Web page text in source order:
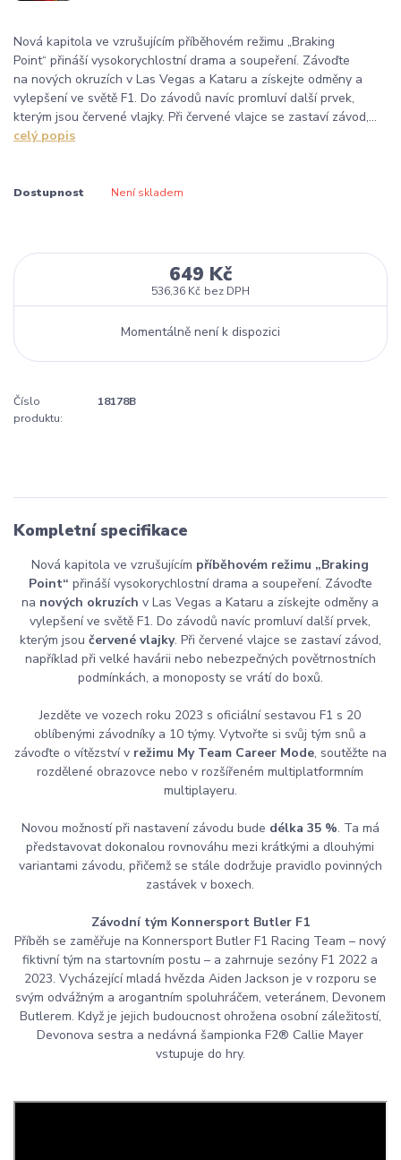
Nová kapitola ve vzrušujícím příběhovém režimu „Braking
Point“ přináší vysokorychlostní drama a soupeření. Závoďte
na nových okruzích v Las Vegas a Kataru a získejte odměny a
vylepšení ve světě F1. Do závodů navíc promluví další prvek,
kterým jsou červené vlajky. Při červené vlajce se zastaví závod,...
celý popis
Dostupnost Není skladem
649 Kč
536,36 Kč bez DPH
Momentálně není k dispozici
Číslo
produktu:
18178B
Kompletní specifikace
Nová kapitola ve vzrušujícím příběhovém režimu „Braking
Point“ přináší vysokorychlostní drama a soupeření. Závoďte
na nových okruzích v Las Vegas a Kataru a získejte odměny a
vylepšení ve světě F1. Do závodů navíc promluví další prvek,
kterým jsou červené vlajky. Při červené vlajce se zastaví závod,
například při velké havárii nebo nebezpečných povětrnostních
podmínkách, a monoposty se vrátí do boxů.
Jezděte ve vozech roku 2023 s oficiální sestavou F1 s 20
oblíbenými závodníky a 10 týmy. Vytvořte si svůj tým snů a
závoďte o vítězství v režimu My Team Career Mode, soutěžte na
rozdělené obrazovce nebo v rozšířeném multiplatformním
multiplayeru.
Novou možností při nastavení závodu bude délka 35 %. Ta má
představovat dokonalou rovnováhu mezi krátkými a dlouhými
variantami závodu, přičemž se stále dodržuje pravidlo povinných
zastávek v boxech.
Závodní tým Konnersport Butler F1
Příběh se zaměřuje na Konnersport Butler F1 Racing Team – nový
fiktivní tým na startovním postu – a zahrnuje sezóny F1 2022 a
2023. Vycházející mladá hvězda Aiden Jackson je v rozporu se
svým odvážným a arogantním spoluhráčem, veteránem, Devonem
Butlerem. Když je jejich budoucnost ohrožena osobní záležitostí,
Devonova sestra a nedávná šampionka F2® Callie Mayer
vstupuje do hry.